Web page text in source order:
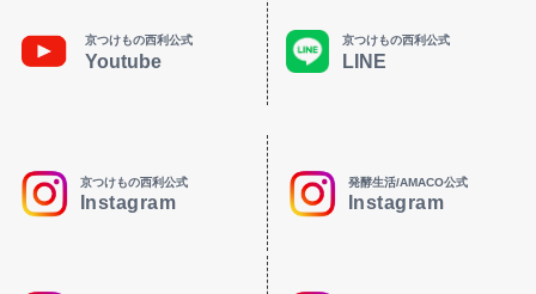
京つけもの西利公式
Youtube
京つけもの西利公式
LINE
京つけもの西利公式
Instagram
発酵生活/AMACO公式
Instagram